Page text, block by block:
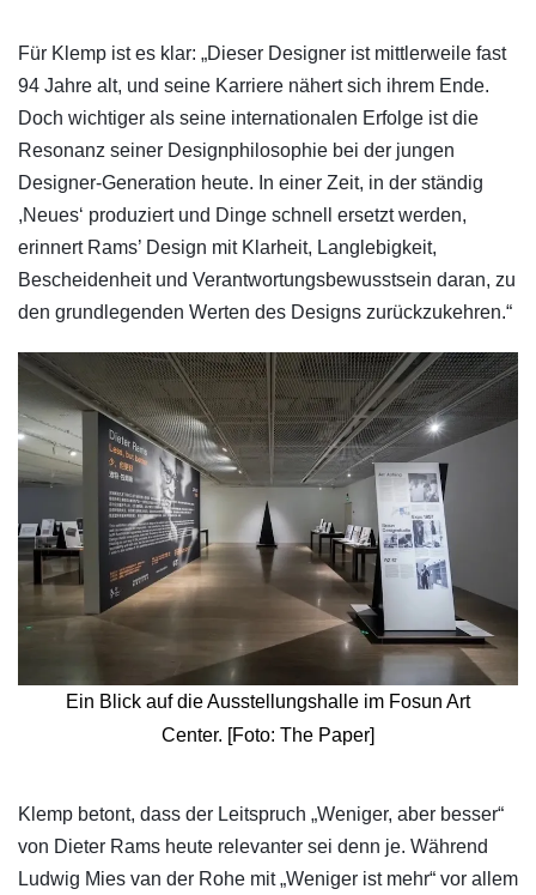
Für Klemp ist es klar: „Dieser Designer ist mittlerweile fast
94 Jahre alt, und seine Karriere nähert sich ihrem Ende.
Doch wichtiger als seine internationalen Erfolge ist die
Resonanz seiner Designphilosophie bei der jungen
Designer-Generation heute. In einer Zeit, in der ständig
,Neues‘ produziert und Dinge schnell ersetzt werden,
erinnert Rams’ Design mit Klarheit, Langlebigkeit,
Bescheidenheit und Verantwortungsbewusstsein daran, zu
den grundlegenden Werten des Designs zurückzukehren.“
Ein Blick auf die Ausstellungshalle im Fosun Art
Center. [Foto: The Paper]
Klemp betont, dass der Leitspruch „Weniger, aber besser“
von Dieter Rams heute relevanter sei denn je. Während
Ludwig Mies van der Rohe mit „Weniger ist mehr“ vor allem